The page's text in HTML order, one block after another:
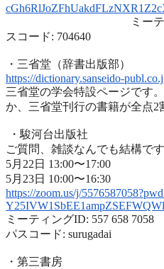
ミーティングID:
スコード: 704640
・三省堂（辞書出版部）
https://dictionary.sanseido-
三省堂の学会特設ページです
か、 三省堂刊行の書籍が全点2
・駿河台出版社
ご質問、雑談なんでも結構で
5月22日 13:00〜17:00
5月23日 10:00〜16:30
https://zoom.us/j/5576587058?
ミーティングID: 557 658 7058
パスコード: surugadai
・第三書房